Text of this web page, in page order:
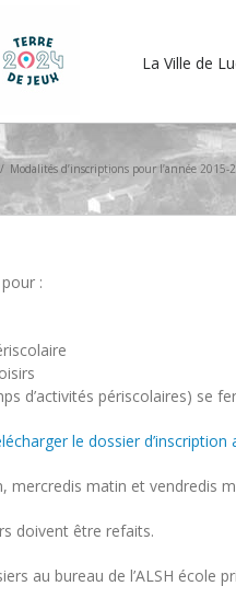
La Ville de
/ Modalités d’inscriptions pour l’année 2015-
:
d’activités périscolaires) se
le dossier d’inscription
mercredis matin et vendredis
doivent être refaits.
au bureau de l’ALSH école